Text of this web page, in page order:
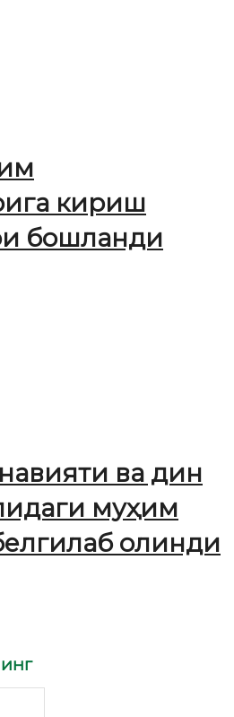
кириш
бошланди
ва дин
муҳим
олинди